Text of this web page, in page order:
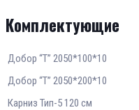
Комплектующие
Добор “Т” 2050*100*10
Добор “Т” 2050*200*10
Карниз Тип-5 120 см